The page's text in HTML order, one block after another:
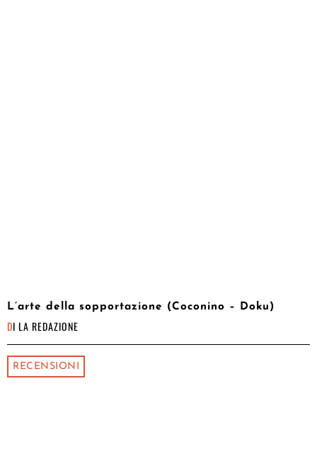
L’arte della sopportazione (Coconino – Doku)
DI LA REDAZIONE
RECENSIONI